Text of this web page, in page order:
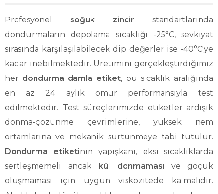
Profesyonel soğuk zincir standartlarında
dondurmaların depolama sıcaklığı -25°C, sevkiyat
sırasında karşılaşılabilecek dip değerler ise -40°C'ye
kadar inebilmektedir. Üretimini gerçekleştirdiğimiz
her dondurma damla etiket, bu sıcaklık aralığında
en az 24 aylık ömür performansıyla test
edilmektedir. Test süreçlerimizde etiketler ardışık
donma-çözünme çevrimlerine, yüksek nem
ortamlarına ve mekanik sürtünmeye tabi tutulur.
Dondurma etiketinin yapışkanı, eksi sıcaklıklarda
sertleşmemeli ancak kül donmaması ve göçük
oluşmaması için uygun viskozitede kalmalıdır.